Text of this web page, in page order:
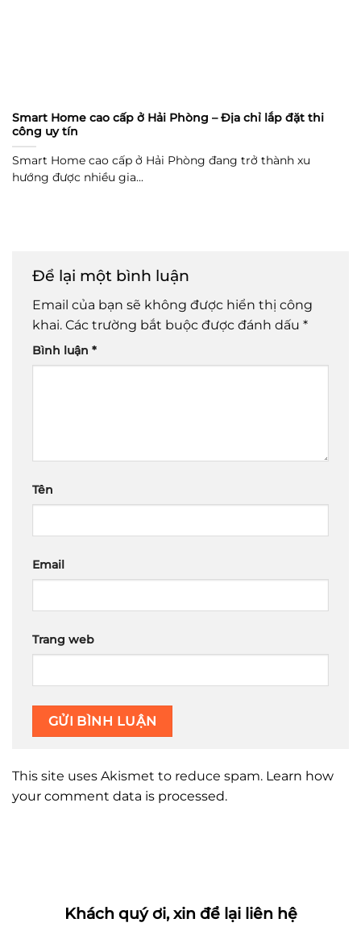
Smart Home cao cấp ở Hải Phòng – Địa chỉ lắp đặt thi
công uy tín
Smart Home cao cấp ở Hải Phòng đang trở thành xu
hướng được nhiều gia...
Để lại một bình luận
Email của bạn sẽ không được hiển thị công
khai. Các trường bắt buộc được đánh dấu *
Bình luận *
Tên
Email
Trang web
This site uses Akismet to reduce spam. Learn how
your comment data is processed.
Khách quý ơi, xin để lại liên hệ